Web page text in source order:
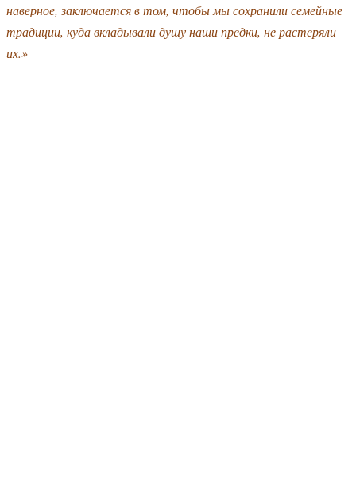
наверное, заключается в том, чтобы мы сохранили семейные
традиции, куда вкладывали душу наши предки, не растеряли
их.»